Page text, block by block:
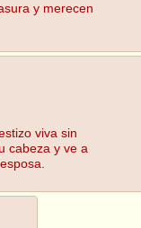
y merecen
viva sin
cabeza y ve a